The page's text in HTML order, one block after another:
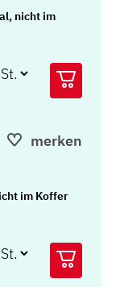
nicht im
merken
im Koffer